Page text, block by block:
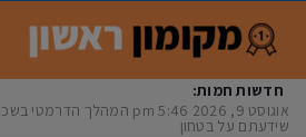
חדשות חמות:
אוגוסט 9, 2026
5:46 pm המהלך הדרמטי
שידעתם על בטחון